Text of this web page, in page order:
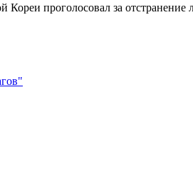
проголосовал за отстранение